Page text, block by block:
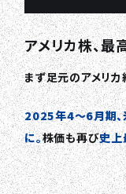
アメリカ株、
まず足元のアメリカ
2025年4〜6月期
に。株価も再び史上